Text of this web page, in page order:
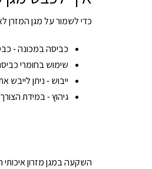
כדי לשמור על מגן המזרן
כביסה במכונה -
שימוש בחומרי
ייבוש - ניתן לייבש
גיהוץ - במידת
השקעה במגן מזרון איכותי היא